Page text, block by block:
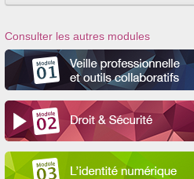
Consulter les autres modules